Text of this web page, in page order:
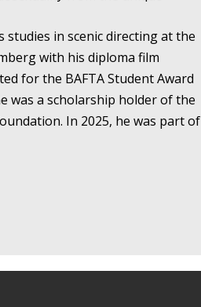
studies in scenic directing at the
with his diploma film
for the BAFTA Student Award
was a scholarship holder of the
In 2025, he was part of